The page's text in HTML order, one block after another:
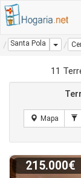
Santa Pola
11
215.000€